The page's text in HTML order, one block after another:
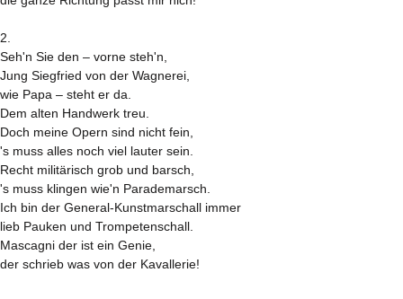
2.
Seh'n Sie den – vorne steh'n,
Jung Siegfried von der Wagnerei,
wie Papa – steht er da.
Dem alten Handwerk treu.
Doch meine Opern sind nicht fein,
's muss alles noch viel lauter sein.
Recht militärisch grob und barsch,
's muss klingen wie'n Parademarsch.
Ich bin der General-Kunstmarschall immer
lieb Pauken und Trompetenschall.
Mascagni der ist ein Genie,
der schrieb was von der Kavallerie!